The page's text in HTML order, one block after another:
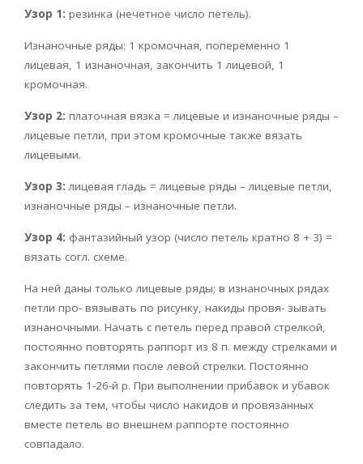
Узор 1: резинка (нечетное число петель).
Изнаночные ряды: 1 кромочная, попеременно 1
лицевая, 1 изнаночная, закончить 1 лицевой, 1
кромочная.
Узор 2: платочная вязка = лицевые и изнаночные ряды –
лицевые петли, при этом кромочные также вязать
лицевыми.
Узор 3:лицевая гладь = лицевые ряды – лицевые петли,
изнаночные ряды – изнаночные петли.
Узор 4: фантазийный узор (число петель кратно 8 + 3) =
вязать согл. схеме.
На ней даны только лицевые ряды; в изнаночных рядах
петли про- вязывать по рисунку, накиды провя- зывать
изнаночными. Начать с петель перед правой стрелкой,
постоянно повторять раппорт из 8 п. между стрелками и
закончить петлями после левой стрелки. Постоянно
повторять 1-26-й р. При выполнении прибавок и убавок
следить за тем, чтобы число накидов и провязанных
вместе петель во внешнем раппорте постоянно
совпадало.